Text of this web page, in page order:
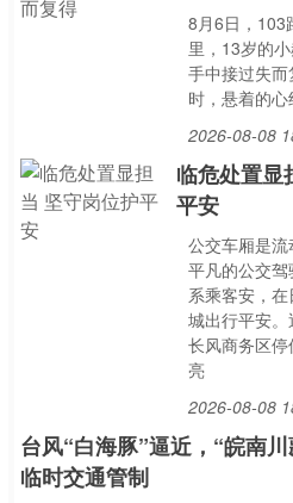
8月6日，103
里，13岁的
手中接过失
时，悬着的
2026-08-08
临危处置显
平安
公交车厢是流
平凡的公交
系乘客安，
城出行平安
长风商务区
亮
2026-08-08
台风“白海豚”逼近，“皖南
临时交通管制